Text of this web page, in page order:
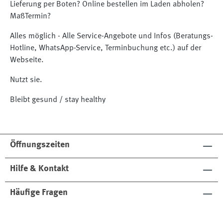
Lieferung per Boten? Online bestellen im Laden abholen?
MaßTermin?
Alles möglich - Alle Service-Angebote und Infos (Beratungs-
Hotline, WhatsApp-Service, Terminbuchung etc.) auf der
Webseite.
Nutzt sie.
Bleibt gesund / stay healthy
Öffnungszeiten
Hilfe & Kontakt
Häufige Fragen